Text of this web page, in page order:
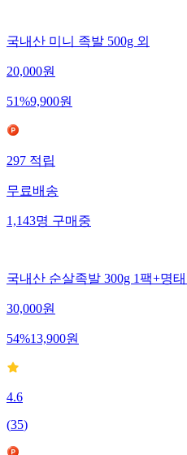
국내산 미니 족발 500g 외
20,000원
51%9,900원
297적립
무료배송
1,143명구매중
국내산 순살족발 300g 1팩+명
30,000원
54%13,900원
4.6
(35)